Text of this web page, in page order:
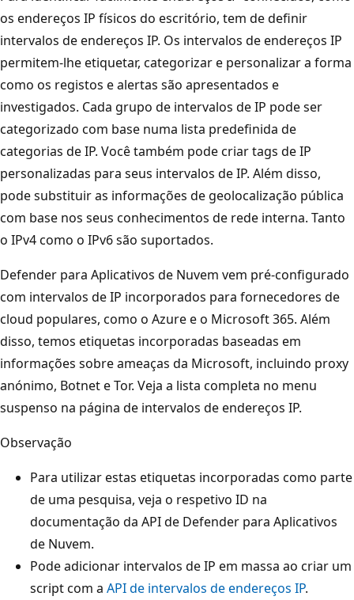
os endereços IP físicos do escritório, tem de definir
intervalos de endereços IP. Os intervalos de endereços IP
permitem-lhe etiquetar, categorizar e personalizar a forma
como os registos e alertas são apresentados e
investigados. Cada grupo de intervalos de IP pode ser
categorizado com base numa lista predefinida de
categorias de IP. Você também pode criar tags de IP
personalizadas para seus intervalos de IP. Além disso,
pode substituir as informações de geolocalização pública
com base nos seus conhecimentos de rede interna. Tanto
o IPv4 como o IPv6 são suportados.
Defender para Aplicativos de Nuvem vem pré-configurado
com intervalos de IP incorporados para fornecedores de
cloud populares, como o Azure e o Microsoft 365. Além
disso, temos etiquetas incorporadas baseadas em
informações sobre ameaças da Microsoft, incluindo proxy
anónimo, Botnet e Tor. Veja a lista completa no menu
suspenso na página de intervalos de endereços IP.
Observação
Para utilizar estas etiquetas incorporadas como parte
de uma pesquisa, veja o respetivo ID na
documentação da API de Defender para Aplicativos
de Nuvem.
Pode adicionar intervalos de IP em massa ao criar um
script com a API de intervalos de endereços IP.